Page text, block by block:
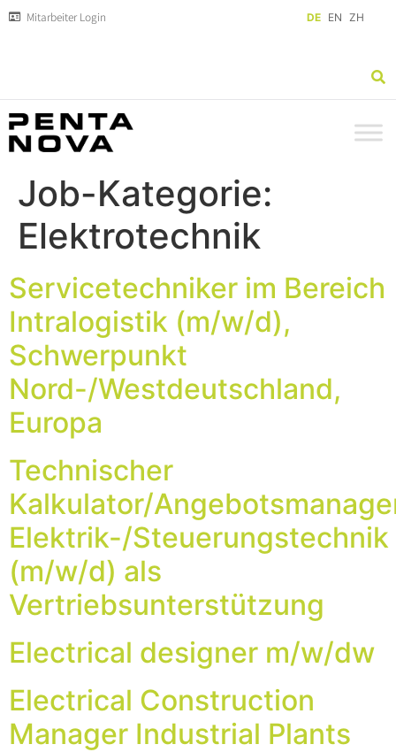
Mitarbeiter Login DE EN ZH
Job-Kategorie:
Elektrotechnik
Servicetechniker im Bereich
Intralogistik (m/w/d),
Schwerpunkt
Nord-/Westdeutschland,
Europa
Technischer
Kalkulator/
Elektrik-/Steuerungstechnik
(m/w/d) als
Vertriebsunterstützung
Electrical designer m/w/dw
Electrical Construction
Manager Industrial Plants